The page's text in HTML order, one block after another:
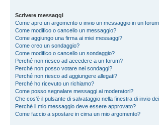
Scrivere messaggi
Come apro un argomento o invio un messaggio in un
Come modifico o cancello un messaggio?
Come aggiungo una firma ai miei messaggi?
Come creo un sondaggio?
Come modifico o cancello un sondaggio?
Perché non riesco ad accedere a un forum?
Perché non posso votare nei sondaggi?
Perché non riesco ad aggiungere allegati?
Perché ho ricevuto un richiamo?
Come posso segnalare messaggi ai moderatori?
Che cos’è il pulsante di salvataggio nella finestra di invio
Perché il mio messaggio deve essere approvato?
Come faccio a spostare in cima un mio argomento?